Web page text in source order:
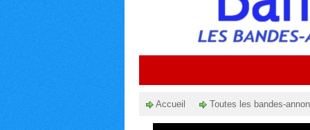
Accueil Toutes les bandes-